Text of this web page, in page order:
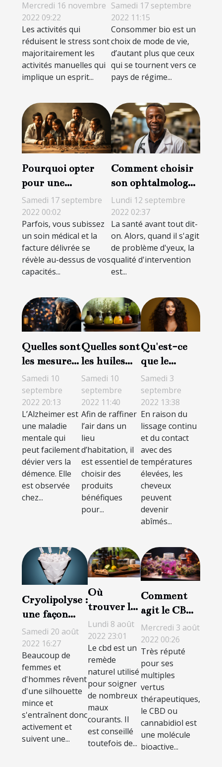
Mercredi 16 novembre
2022 09:22
Les activités qui
réduisent le stress sont
majoritairement les
activités manuelles qui
implique un esprit...
produits bio
Samedi 17 septembre
2022 11:15
Consommer bio est un
choix de mode de vie,
d’autant plus que ceux
qui se tournent vers ce
pays de régime...
Pourquoi opter
pour une
protection
complémentaire
santé ?
Samedi 17 septembre
2022 00:02
Parfois, vous subissez
un soin médical et la
facture délivrée se
révèle au-dessus de vos
capacités...
Comment choisir
son ophtalmologue
?Lundi 12 septembre
2022 02:37
La santé avant tout dit-
on. Alors, quand il s'agit
de problème d'yeux, la
qualité d'intervention
est...
Quelles sont
les mesures
de gestion
de
l’Alzheimer
à Paris ?
Samedi 10
septembre
2022 20:13
L’Alzheimer est
une maladie
mentale qui
peut facilement
dévier vers la
démence. Elle
est observée
chez...
Quelles sont
les huiles
essentielles
à mettre
dans un
diffuseur ?
Samedi 10
septembre
2022 11:40
Afin de raffiner
l’air dans un
lieu
d’habitation, il
est essentiel de
choisir des
produits
bénéfiques
pour...
Qu'est-ce
que le
lissage
brésilien et
comment il
affecte les
cheveux ?
Samedi 3
septembre
2022 13:38
En raison du
lissage continu
et du contact
avec des
températures
élevées, les
cheveux
peuvent
devenir
abîmés...
Cryolipolyse :
une façon
moderne de
perdre du
poids sans
douleur ?
Samedi 20 août
2022 16:27
Beaucoup de
femmes et
d'hommes rêvent
d'une silhouette
mince et
s'entraînent donc
activement et
suivent une...
Où
trouver le
cbd de
qualité à
Saint-
Cyprien ?
Lundi 8 août
2022 23:01
Le cbd est un
remède
naturel utilisé
pour soigner
de nombreux
maux
courants. Il
est conseillé
toutefois de...
Comment
agit le CBD
sur le
cerveau ?
Mercredi 3 août
2022 00:26
Très réputé
pour ses
multiples
vertus
thérapeutiques,
le CBD ou
cannabidiol est
une molécule
bioactive...